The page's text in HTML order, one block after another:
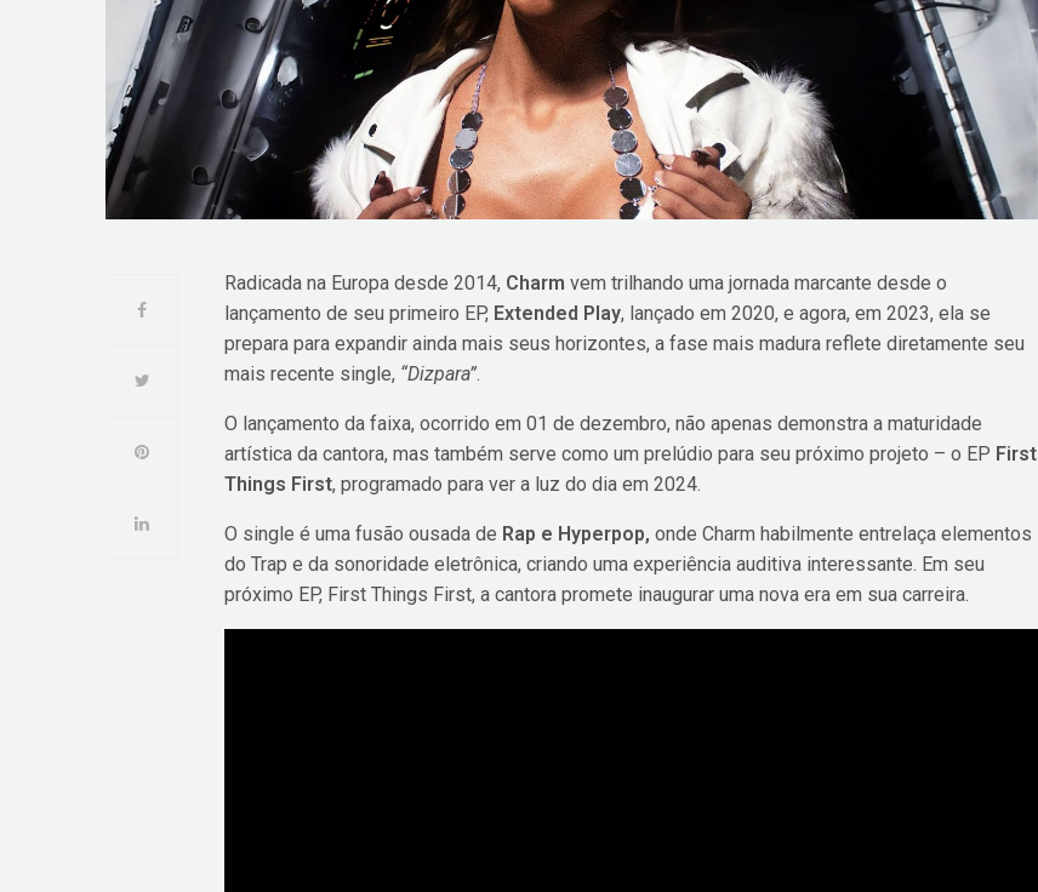
Radicada na Europa desde 2014, Charm vem trilhando uma jornada marcante desde o
lançamento de seu primeiro EP, Extended Play, lançado em 2020, e agora, em 2023, ela se
prepara para expandir ainda mais seus horizontes, a fase mais madura reflete diretamente seu
mais recente single, “Dizpara”.
O lançamento da faixa, ocorrido em 01 de dezembro, não apenas demonstra a maturidade
artística da cantora, mas também serve como um prelúdio para seu próximo projeto – o EP First
Things First, programado para ver a luz do dia em 2024.
O single é uma fusão ousada de Rap e Hyperpop, onde Charm habilmente entrelaça elementos
do Trap e da sonoridade eletrônica, criando uma experiência auditiva interessante. Em seu
próximo EP, First Things First, a cantora promete inaugurar uma nova era em sua carreira.